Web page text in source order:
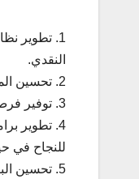
1. تطوير
النقدي.
2. تحسين الموارد: يمكن تحسين الموارد المتاحة للمدارس الحكومية، بما في ذلك الكتب المدرسية والمعامل والمعدات التعليمية.
3. توفير فرص تعليمية متساوية: يمكن توفير فرص تعليمية متساوية لجميع الطلاب، بغض النظر عن خلفيتهم الاجتماعية أو الاقتصادية.
4. تطوير
للنجاح في
5. تحسين